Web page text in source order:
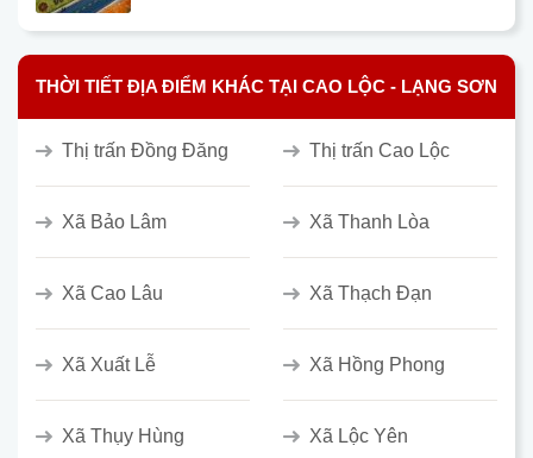
THỜI TIẾT ĐỊA ĐIỂM KHÁC TẠI CAO LỘC - LẠNG SƠN
Thị trấn Đồng Đăng Thị trấn Cao Lộc
Xã Bảo Lâm Xã Thanh Lòa
Xã Cao Lâu Xã Thạch Đạn
Xã Xuất Lễ Xã Hồng Phong
Xã Thụy Hùng Xã Lộc Yên